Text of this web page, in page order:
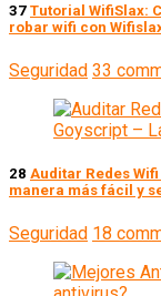
37 Tutorial WifiSlax:
robar wifi con
Seguridad 33
28 Auditar Redes Wifi
manera más fácil y
Seguridad 18